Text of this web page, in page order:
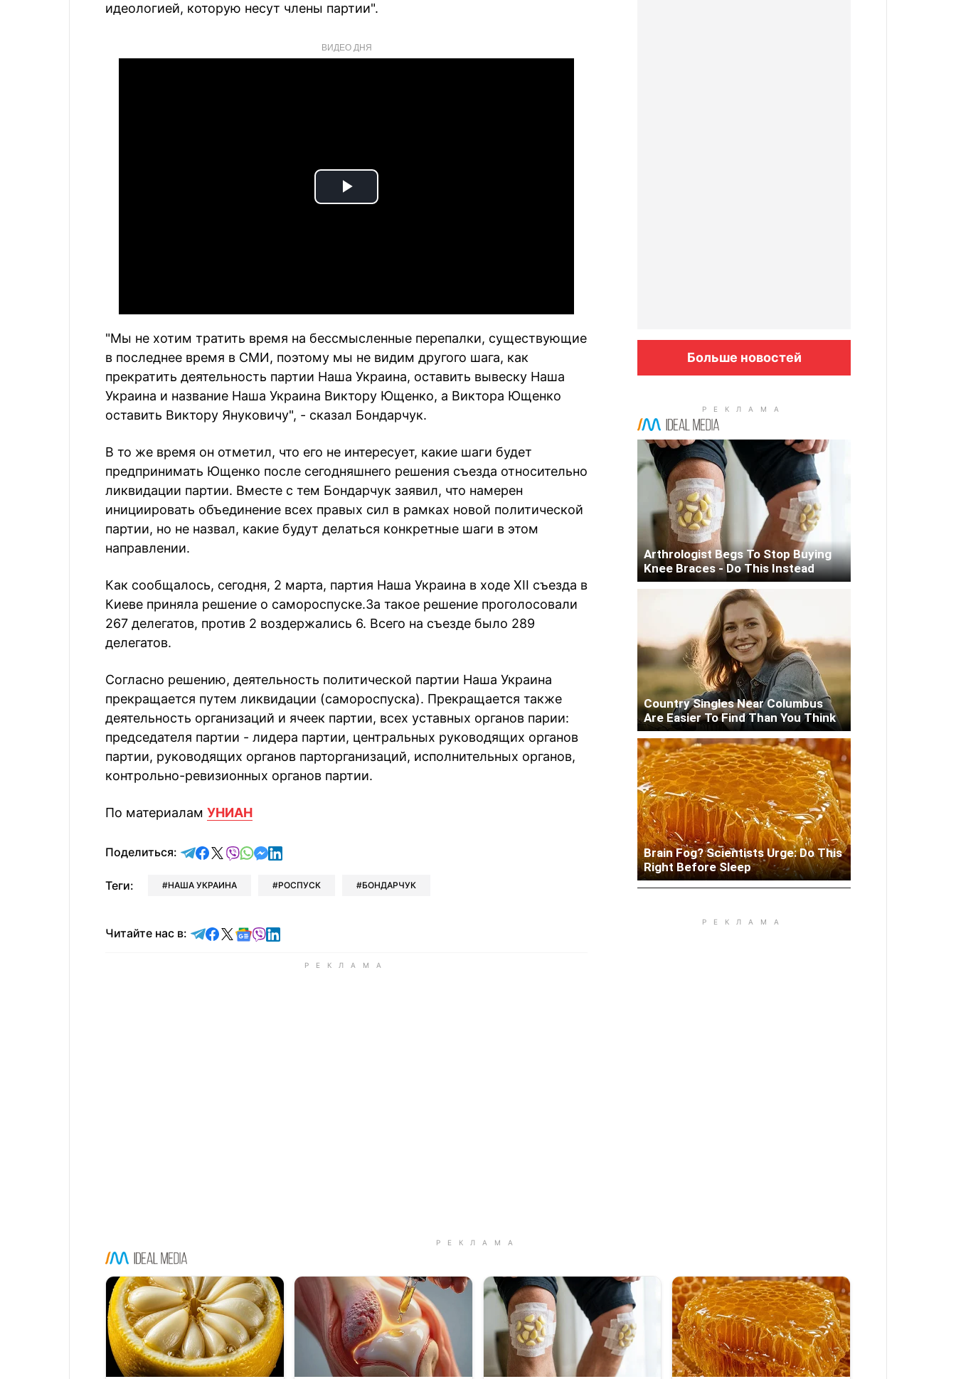
идеологией, которую несут члены партии".
ВИДЕО ДНЯ
Play
"Мы не хотим тратить время на бессмысленные перепалки, существующие
в последнее время в СМИ, поэтому мы не видим другого шага, как
прекратить деятельность партии Наша Украина, оставить вывеску Наша
Украина и название Наша Украина Виктору Ющенко, а Виктора Ющенко
оставить Виктору Януковичу", - сказал Бондарчук.
В то же время он отметил, что его не интересует, какие шаги будет
предпринимать Ющенко после сегодняшнего решения съезда относительно
ликвидации партии. Вместе с тем Бондарчук заявил, что намерен
инициировать объединение всех правых сил в рамках новой политической
партии, но не назвал, какие будут делаться конкретные шаги в этом
направлении.
Как сообщалось, сегодня, 2 марта, партия Наша Украина в ходе ХІІ съезда в
Киеве приняла решение о самороспуске.За такое решение проголосовали
267 делегатов, против 2 воздержались 6. Всего на съезде было 289
делегатов.
Согласно решению, деятельность политической партии Наша Украина
прекращается путем ликвидации (самороспуска). Прекращается также
деятельность организаций и ячеек партии, всех уставных органов парии:
председателя партии - лидера партии, центральных руководящих органов
партии, руководящих органов парторганизаций, исполнительных органов,
контрольно-ревизионных органов партии.
По материалам УНИАН
Поделиться: отправить в Telegram
поделиться в Facebook
поделиться в X
отправить в Viber
отправить в Whatsapp
отправить в Messenger
отправить в LinkedIn
Теги: НАША УКРАИНА РОСПУСК БОНДАРЧУК
Читайте нас в: Читайте в Telegram
Читайте в Facebook
Читайте в X
Читайте в Google news
Читайте в Viber
Читайте в LinkedIn
Больше новостей